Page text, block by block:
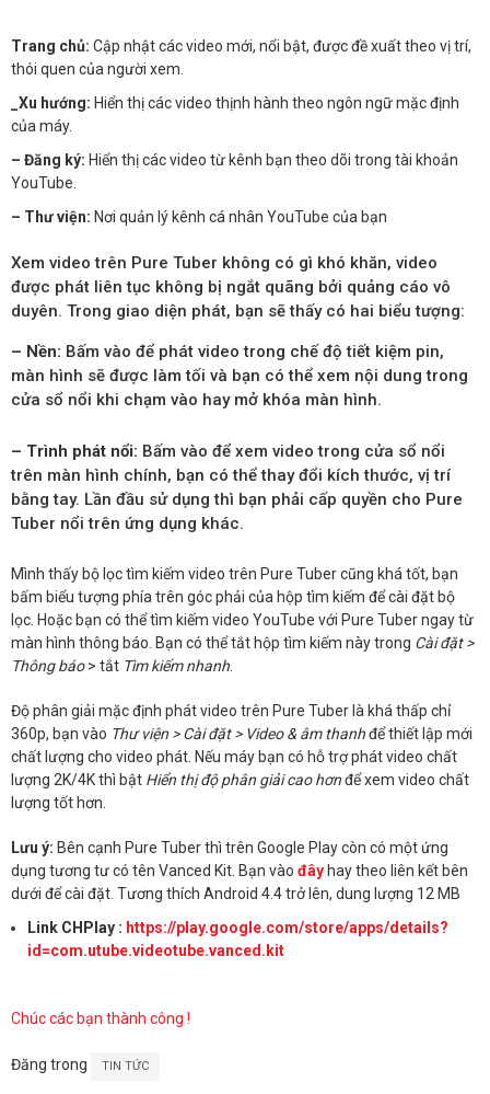
Trang chủ: Cập nhật các video mới, nổi bật, được đề xuất theo vị trí,
thói quen của người xem.
_Xu hướng: Hiển thị các video thịnh hành theo ngôn ngữ mặc định
của máy.
– Đăng ký: Hiển thị các video từ kênh bạn theo dõi trong tài khoản
YouTube.
– Thư viện: Nơi quản lý kênh cá nhân YouTube của bạn
Xem video trên Pure Tuber không có gì khó khăn, video
được phát liên tục không bị ngắt quãng bởi quảng cáo vô
duyên. Trong giao diện phát, bạn sẽ thấy có hai biểu tượng:
– Nền: Bấm vào để phát video trong chế độ tiết kiệm pin,
màn hình sẽ được làm tối và bạn có thể xem nội dung trong
cửa sổ nổi khi chạm vào hay mở khóa màn hình.
– Trình phát nổi: Bấm vào để xem video trong cửa sổ nổi
trên màn hình chính, bạn có thể thay đổi kích thước, vị trí
bằng tay. Lần đầu sử dụng thì bạn phải cấp quyền cho Pure
Tuber nổi trên ứng dụng khác.
Mình thấy bộ lọc tìm kiếm video trên Pure Tuber cũng khá tốt, bạn
bấm biểu tượng phía trên góc phải của hộp tìm kiếm để cài đặt bộ
lọc. Hoặc bạn có thể tìm kiếm video YouTube với Pure Tuber ngay từ
màn hình thông báo. Bạn có thể tắt hộp tìm kiếm này trong Cài đặt >
Thông báo> tắt Tìm kiếm nhanh
Độ phân giải mặc định phát video trên Pure Tuber là khá thấp chỉ
360p, bạn vào Thư viện > Cài đặt > Video & âm thanhđể thiết lập mới
chất lượng cho video phát. Nếu máy bạn có hỗ trợ phát video chất
lượng 2K/4K thì bật Hiển thị độ phân giải cao hơnđể xem video chất
lượng tốt hơn.
Lưu ý: Bên cạnh Pure Tuber thì trên Google Play còn có một ứng
dụng tương tư có tên Vanced Kit. Bạn vào đây hay theo liên kết bên
dưới để cài đặt. Tương thích Android 4.4 trở lên, dung lượng 12 MB
Link CHPlay : https://play.google.com/store/apps/details?
id=com.utube.videotube.vanced.kit
Chúc các bạn thành công !
Đăng trong TIN TỨC